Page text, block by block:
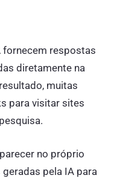
fornecem respostas
diretamente na
muitas
para visitar sites
no próprio
pela IA para